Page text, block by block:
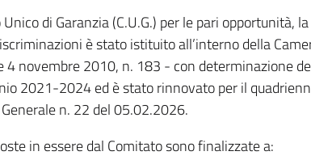
di Garanzia (C.U.G.) per le pari opportunità,
è stato istituito all’interno della
4 novembre 2010, n. 183 - con determinazione
2021-2024 ed è stato rinnovato per il
n. 22 del 05.02.2026.
in essere dal Comitato sono finalizzate a: